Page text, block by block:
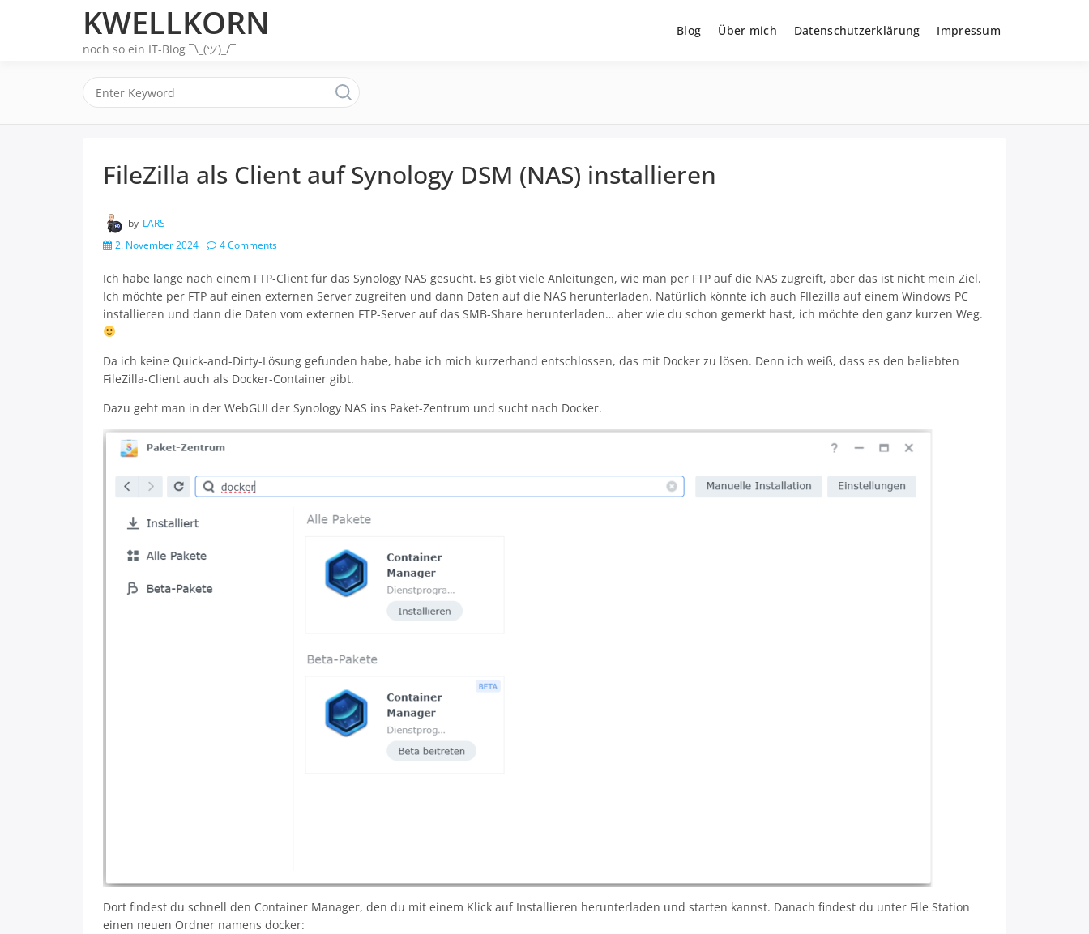
KWELLKORN
noch so ein IT-Blog ¯\_(ツ)_/¯
Blog Über mich Datenschutzerklärung Impressum
FileZilla als Client auf Synology DSM (NAS) installieren
by LARS
2. November 2024
4 Comments
Ich habe lange nach einem FTP-Client für das Synology NAS gesucht. Es gibt viele Anleitungen, wie man per FTP auf die NAS zugreift, aber das ist nicht mein Ziel.
Ich möchte per FTP auf einen externen Server zugreifen und dann Daten auf die NAS herunterladen. Natürlich könnte ich auch FIlezilla auf einem Windows PC
installieren und dann die Daten vom externen FTP-Server auf das SMB-Share herunterladen… aber wie du schon gemerkt hast, ich möchte den ganz kurzen Weg.
Da ich keine Quick-and-Dirty-Lösung gefunden habe, habe ich mich kurzerhand entschlossen, das mit Docker zu lösen. Denn ich weiß, dass es den beliebten
FileZilla-Client auch als Docker-Container gibt.
Dazu geht man in der WebGUI der Synology NAS ins Paket-Zentrum und sucht nach Docker.
Dort findest du schnell den Container Manager, den du mit einem Klick auf Installieren herunterladen und starten kannst. Danach findest du unter File Station
einen neuen Ordner namens docker: